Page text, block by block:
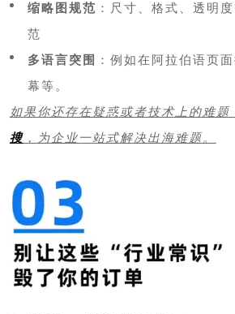
缩略图规范 ：尺寸、格式、透明
范
多语言突围 ：例如在阿拉伯语页
幕等。
如果你还存在疑惑或者技术上的难题
搜，为企业一站式解决出海难题。